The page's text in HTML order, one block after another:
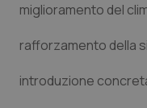
Psoriasi & pelle
miglioramento del
rafforzamento della
introduzione